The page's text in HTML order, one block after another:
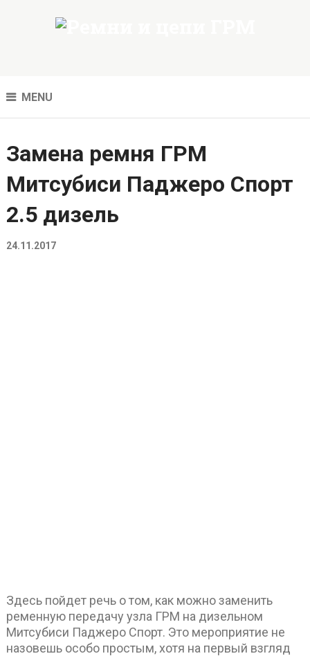
MENU
Замена ремня ГРМ
Митсубиси Паджеро Спорт
2.5 дизель
24.11.2017
Здесь пойдет речь о том, как можно заменить
ременную передачу узла ГРМ на дизельном
Митсубиси Паджеро Спорт. Это мероприятие не
назовешь особо простым, хотя на первый взгляд